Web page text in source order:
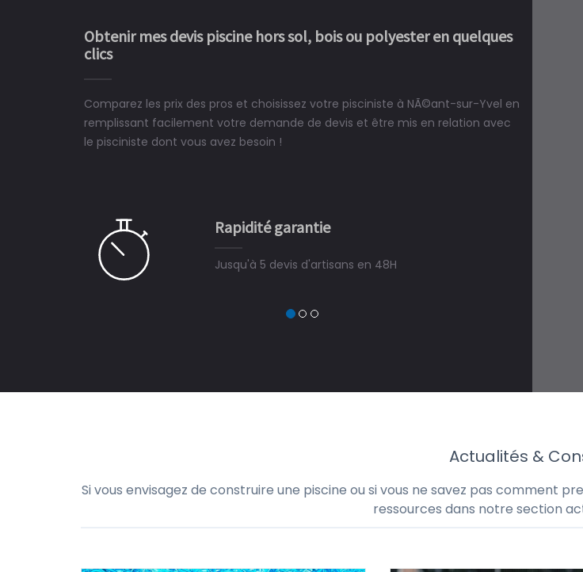
Obtenir mes devis piscine hors sol, bois ou polyester en quelques
clics
Comparez les prix des pros et choisissez votre pisciniste à NÃ©ant-sur-Yvel en
remplissant facilement votre demande de devis et être mis en relation avec
le pisciniste dont vous avez besoin !
Rapidité garantie
Jusqu'à 5 devis d'artisans en 48H
ne peut plus s'en passer.
Le rêve devient enfin réalité, une piscine est bien
construit chez moi.
Actualités &
Si vous envisagez de construire une piscine ou si vous ne savez pas comment
ressources dans notre section